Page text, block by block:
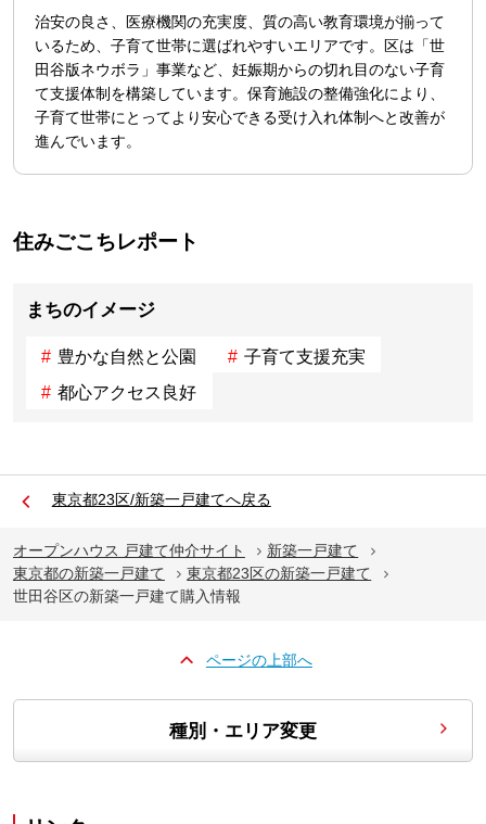
治安の良さ、医療機関の充実度、質の高い教育環境が揃って
いるため、子育て世帯に選ばれやすいエリアです。区は「世
田谷版ネウボラ」事業など、妊娠期からの切れ目のない子育
て支援体制を構築しています。保育施設の整備強化により、
子育て世帯にとってより安心できる受け入れ体制へと改善が
進んでいます。
住みごこちレポート
まちのイメージ
豊かな自然と公園
子育て支援充実
都心アクセス良好
東京都23区/新築一戸建てへ戻る
オープンハウス 戸建て仲介サイト
新築一戸建て
東京都の新築一戸建て
東京都23区の新築一戸建て
世田谷区の新築一戸建て購入情報
ページの上部へ
種別・エリア変更